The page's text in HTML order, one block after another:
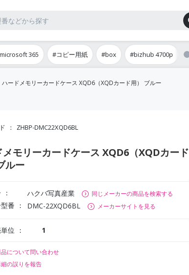
365 #コピー用紙 #box #bizhub 4700p
ハードメモリーカードケース XQD6（XQDカード用） ブルー
ZHBP-DMC22XQD6BL
モリーカードケース XQD6（XQDカード
ルー
ハクバ写真産業 同じメーカーの商品を検索する
番 DMC-22XQD6BL メーカーサイトを見る
位 1
について問い合わせ
の誤りを報告